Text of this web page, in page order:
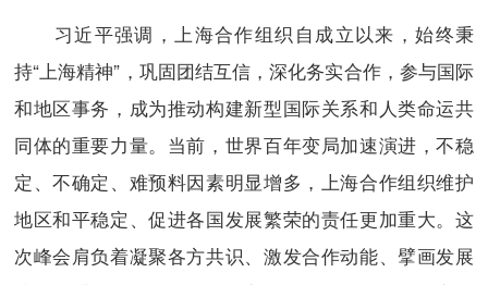
习近平强调，上海合作组织自成立以来，始终秉
持“上海精神”，巩固团结互信，深化务实合作，参与国际
和地区事务，成为推动构建新型国际关系和人类命运共
同体的重要力量。当前，世界百年变局加速演进，不稳
定、不确定、难预料因素明显增多，上海合作组织维护
地区和平稳定、促进各国发展繁荣的责任更加重大。这
次峰会肩负着凝聚各方共识、激发合作动能、擘画发展